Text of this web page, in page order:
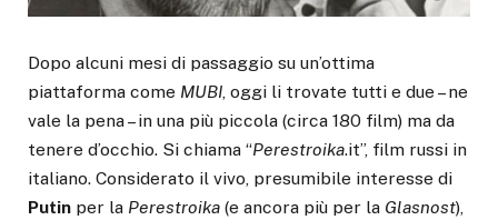
Dopo alcuni mesi di passaggio su un’ottima
piattaforma come MUBI, oggi li trovate tutti e due – ne
vale la pena – in una più piccola (circa 180 film) ma da
tenere d’occhio. Si chiama “Perestroika.it”, film russi in
italiano. Considerato il vivo, presumibile interesse di
Putin per la Perestroika (e ancora più per la Glasnost),